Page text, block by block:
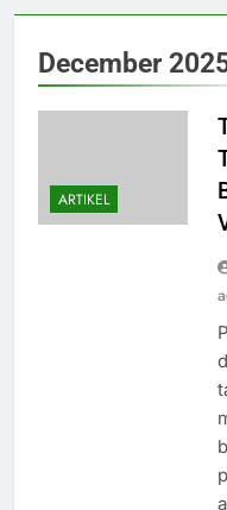
December
ARTIKEL